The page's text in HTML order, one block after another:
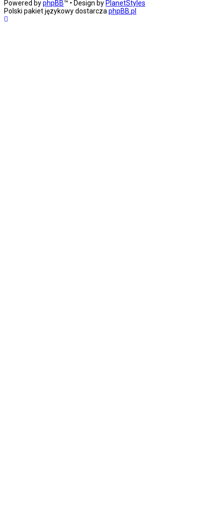
Powered byphpBB™ • Design by PlanetStyles
Polski pakiet językowy dostarczaphpBB.pl